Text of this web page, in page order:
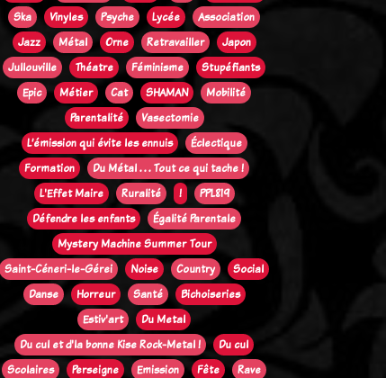
Ska
Vinyles Psyche Lycée
Association
Jazz
Métal Orne Retravailler
Japon
Jullouville
Théatre Féminisme
Stupéfiants
Epic
Métier Cat SHAMAN
Mobilité
Parentalité
Vasectomie
L’émission qui évite les ennuis
Éclectique
Formation
Du Métal . . . Tout ce qui tache !
L'Effet Maire
Ruralité !
PPL819
Défendre les enfants
Égalité Parentale
Mystery Machine Summer Tour
Saint-Céneri-le-Gérei
Noise Country
Social
Danse
Horreur Santé
Bichoiseries
Estiv'art
Du Metal
Du cul et d'la bonne Kise Rock-Metal !
Du cul
Scolaires
Perseigne Emission Fête
Rave